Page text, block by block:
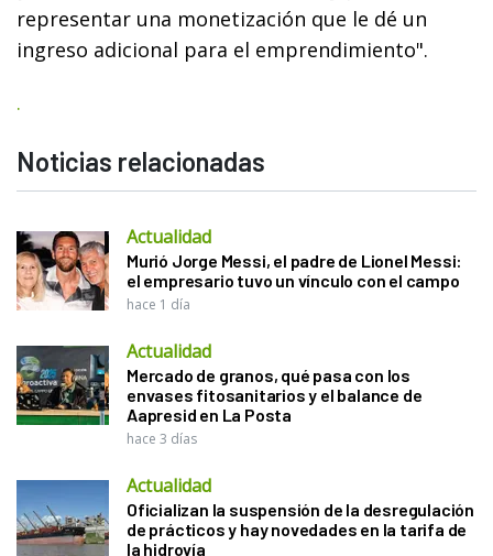
representar una monetización que le dé un
ingreso adicional para el emprendimiento".
.
Noticias relacionadas
Actualidad
Murió Jorge Messi, el padre de Lionel Messi:
el empresario tuvo un vínculo con el campo
hace 1 día
Actualidad
Mercado de granos, qué pasa con los
envases fitosanitarios y el balance de
Aapresid en La Posta
hace 3 días
Actualidad
Oficializan la suspensión de la desregulación
de prácticos y hay novedades en la tarifa de
la hidrovía